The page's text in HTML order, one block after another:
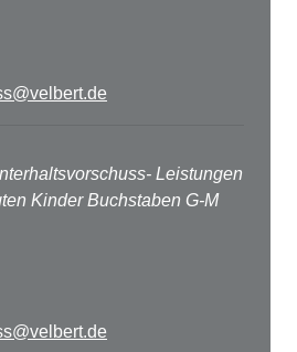
Leistungen
Kinder Buchstaben G-M